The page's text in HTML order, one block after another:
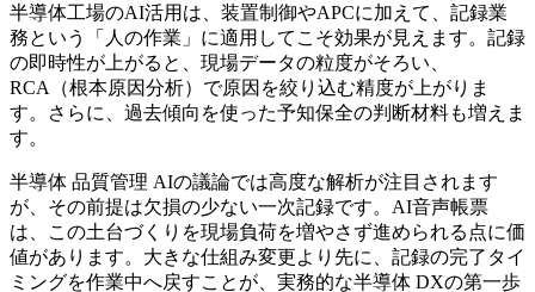
半導体工場のAI活用は、装置制御やAPCに加えて、記録業
務という「人の作業」に適用してこそ効果が見えます。記録
の即時性が上がると、現場データの粒度がそろい、
RCA（根本原因分析）で原因を絞り込む精度が上がりま
す。さらに、過去傾向を使った予知保全の判断材料も増えま
す。
半導体 品質管理 AIの議論では高度な解析が注目されます
が、その前提は欠損の少ない一次記録です。AI音声帳票
は、この土台づくりを現場負荷を増やさず進められる点に価
値があります。大きな仕組み変更より先に、記録の完了タイ
ミングを作業中へ戻すことが、実務的な半導体 DXの第一歩